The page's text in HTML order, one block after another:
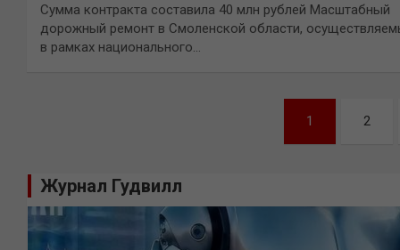
Сумма контракта составила 40 млн рублей Масштабный
дорожный ремонт в Смоленской области,
в рамках национального…
записям
1 2
Журнал Гудвилл